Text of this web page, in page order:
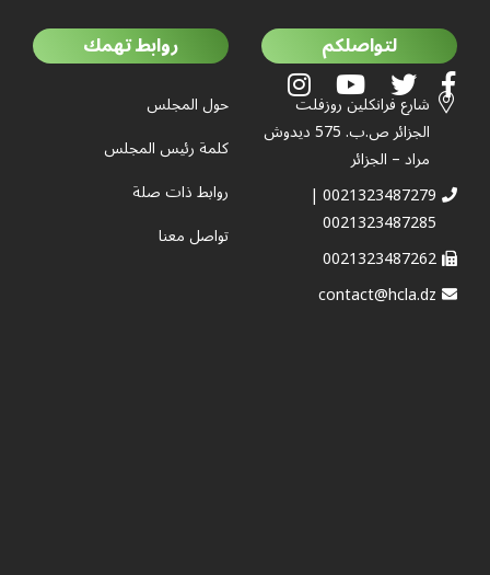
لتواصلكم
شارع فرانكلين روزفلت
الجزائر ص.ب. 575 ديدوش
مراد – الجزائر
0021323487279 |
0021323487285
0021323487262
contact@hcla.dz
روابط تهمك
حول المجلس
كلمة رئيس المجلس
روابط ذات صلة
تواصل معنا